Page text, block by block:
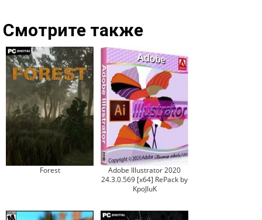
Смотрите также
Forest
Adobe Illustrator 2020
24.3.0.569 [x64] RePack by
KpoJIuK